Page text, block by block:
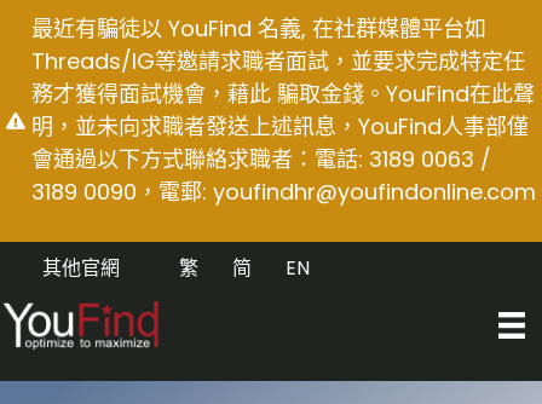
content
最近有騙徒以 YouFind 名義, 在社群媒體平台如
Threads/IG等邀請求職者面試，並要求完成特定任
務才獲得面試機會，藉此 騙取金錢。YouFind在此聲
明，並未向求職者發送上述訊息，YouFind人事部僅
會通過以下方式聯絡求職者：電話: 3189 0063 /
3189 0090，電郵: youfindhr@youfindonline.com
其他官網 EN
简
繁